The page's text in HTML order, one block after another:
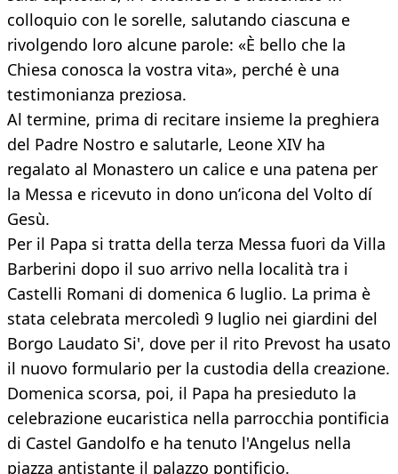
colloquio con le sorelle, salutando ciascuna e
rivolgendo loro alcune parole: «È bello che la
Chiesa conosca la vostra vita», perché è una
testimonianza preziosa.
Al termine, prima di recitare insieme la preghiera
del Padre Nostro e salutarle, Leone XIV ha
regalato al Monastero un calice e una patena per
la Messa e ricevuto in dono un’icona del Volto dí
Gesù.
Per il Papa si tratta della terza Messa fuori da Villa
Barberini dopo il suo arrivo nella località tra i
Castelli Romani di domenica 6 luglio. La prima è
stata celebrata mercoledì 9 luglio nei giardini del
Borgo Laudato Si', dove per il rito Prevost ha usato
il nuovo formulario per la custodia della creazione.
Domenica scorsa, poi, il Papa ha presieduto la
celebrazione eucaristica nella parrocchia pontificia
di Castel Gandolfo e ha tenuto l'Angelus nella
piazza antistante il palazzo pontificio.